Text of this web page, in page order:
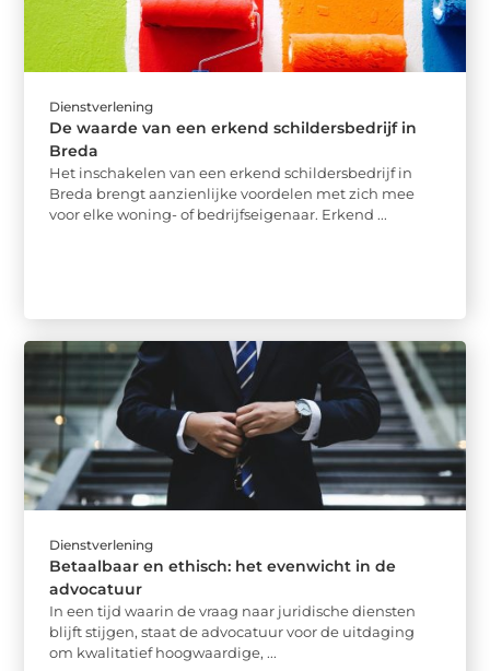
Dienstverlening
De waarde van een erkend schildersbedrijf in
Breda
Het inschakelen van een erkend schildersbedrijf in
Breda brengt aanzienlijke voordelen met zich mee
voor elke woning- of bedrijfseigenaar. Erkend ...
Dienstverlening
Betaalbaar en ethisch: het evenwicht in de
advocatuur
In een tijd waarin de vraag naar juridische diensten
blijft stijgen, staat de advocatuur voor de uitdaging
om kwalitatief hoogwaardige, ...